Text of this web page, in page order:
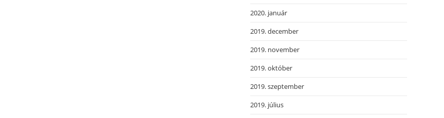
2020. január
2019. december
2019. november
2019. október
2019. szeptember
2019. július